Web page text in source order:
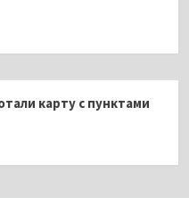
карту с пунктами